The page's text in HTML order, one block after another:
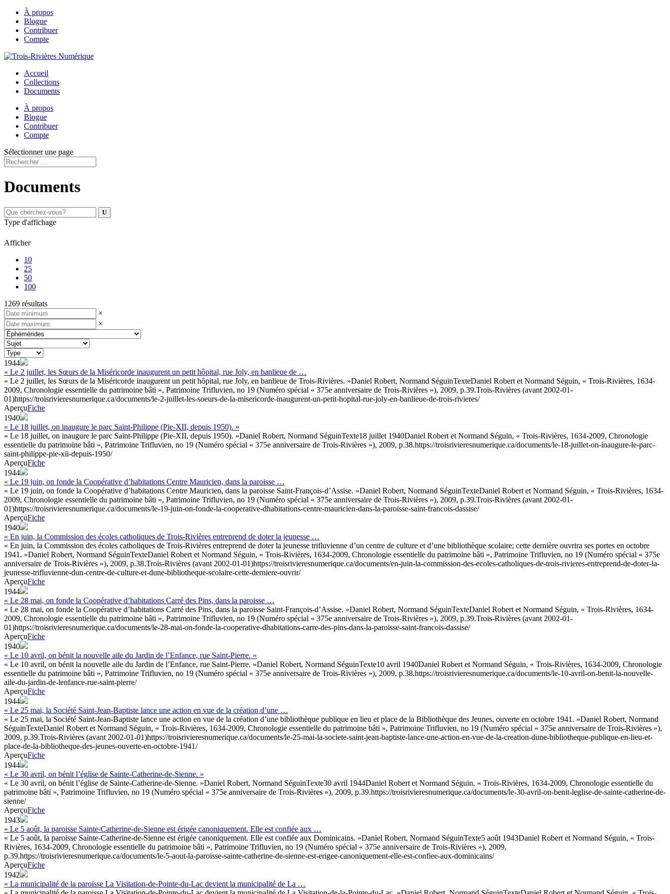
À propos
Blogue
Contribuer
Compte
Accueil
Collections
Documents
À propos
Blogue
Contribuer
Compte
Sélectionner une page
Documents
Type d'affichage
Afficher
10
25
50
100
1269 résultats
×
×
1944
« Le 2 juillet, les Sœurs de la Miséricorde inaugurent un petit hôpital, rue Joly, en banlieue de …
« Le 2 juillet, les Sœurs de la Miséricorde inaugurent un petit hôpital, rue Joly, en banlieue de Trois-Rivières. »Daniel Robert, Normand SéguinTexteDaniel Robert et Normand Séguin, « Trois-Rivières, 1634-
2009, Chronologie essentielle du patrimoine bâti », Patrimoine Trifluvien, no 19 (Numéro spécial « 375e anniversaire de Trois-Rivières »), 2009, p.39.Trois-Rivières (avant 2002-01-
01)https://troisrivieresnumerique.ca/documents/le-2-juillet-les-soeurs-de-la-misericorde-inaugurent-un-petit-hopital-rue-joly-en-banlieue-de-trois-rivieres/
AperçuFiche
1940
« Le 18 juillet, on inaugure le parc Saint-Philippe (Pie-XII, depuis 1950). »
« Le 18 juillet, on inaugure le parc Saint-Philippe (Pie-XII, depuis 1950). »Daniel Robert, Normand SéguinTexte18 juillet 1940Daniel Robert et Normand Séguin, « Trois-Rivières, 1634-2009, Chronologie
essentielle du patrimoine bâti », Patrimoine Trifluvien, no 19 (Numéro spécial « 375e anniversaire de Trois-Rivières »), 2009, p.38.https://troisrivieresnumerique.ca/documents/le-18-juillet-on-inaugure-le-parc-
saint-philippe-pie-xii-depuis-1950/
AperçuFiche
1944
« Le 19 juin, on fonde la Coopérative d’habitations Centre Mauricien, dans la paroisse …
« Le 19 juin, on fonde la Coopérative d’habitations Centre Mauricien, dans la paroisse Saint-François-d’Assise. »Daniel Robert, Normand SéguinTexteDaniel Robert et Normand Séguin, « Trois-Rivières, 1634-
2009, Chronologie essentielle du patrimoine bâti », Patrimoine Trifluvien, no 19 (Numéro spécial « 375e anniversaire de Trois-Rivières »), 2009, p.39.Trois-Rivières (avant 2002-01-
01)https://troisrivieresnumerique.ca/documents/le-19-juin-on-fonde-la-cooperative-dhabitations-centre-mauricien-dans-la-paroisse-saint-francois-dassise/
AperçuFiche
1940
« En juin, la Commission des écoles catholiques de Trois-Rivières entreprend de doter la jeunesse …
« En juin, la Commission des écoles catholiques de Trois-Rivières entreprend de doter la jeunesse trifluvienne d’un centre de culture et d’une bibliothèque scolaire; cette dernière ouvrira ses portes en octobre
1941. »Daniel Robert, Normand SéguinTexteDaniel Robert et Normand Séguin, « Trois-Rivières, 1634-2009, Chronologie essentielle du patrimoine bâti », Patrimoine Trifluvien, no 19 (Numéro spécial « 375e
anniversaire de Trois-Rivières »), 2009, p.38.Trois-Rivières (avant 2002-01-01)https://troisrivieresnumerique.ca/documents/en-juin-la-commission-des-ecoles-catholiques-de-trois-rivieres-entreprend-de-doter-la-
jeunesse-trifluvienne-dun-centre-de-culture-et-dune-bibliotheque-scolaire-cette-derniere-ouvrir/
AperçuFiche
1944
« Le 28 mai, on fonde la Coopérative d’habitations Carré des Pins, dans la paroisse …
« Le 28 mai, on fonde la Coopérative d’habitations Carré des Pins, dans la paroisse Saint-François-d’Assise. »Daniel Robert, Normand SéguinTexteDaniel Robert et Normand Séguin, « Trois-Rivières, 1634-
2009, Chronologie essentielle du patrimoine bâti », Patrimoine Trifluvien, no 19 (Numéro spécial « 375e anniversaire de Trois-Rivières »), 2009, p.39.Trois-Rivières (avant 2002-01-
01)https://troisrivieresnumerique.ca/documents/le-28-mai-on-fonde-la-cooperative-dhabitations-carre-des-pins-dans-la-paroisse-saint-francois-dassise/
AperçuFiche
1940
« Le 10 avril, on bénit la nouvelle aile du Jardin de l’Enfance, rue Saint-Pierre. »
« Le 10 avril, on bénit la nouvelle aile du Jardin de l’Enfance, rue Saint-Pierre. »Daniel Robert, Normand SéguinTexte10 avril 1940Daniel Robert et Normand Séguin, « Trois-Rivières, 1634-2009, Chronologie
essentielle du patrimoine bâti », Patrimoine Trifluvien, no 19 (Numéro spécial « 375e anniversaire de Trois-Rivières »), 2009, p.38.https://troisrivieresnumerique.ca/documents/le-10-avril-on-benit-la-nouvelle-
aile-du-jardin-de-lenfance-rue-saint-pierre/
AperçuFiche
1944
« Le 25 mai, la Société Saint-Jean-Baptiste lance une action en vue de la création d’une …
« Le 25 mai, la Société Saint-Jean-Baptiste lance une action en vue de la création d’une bibliothèque publique en lieu et place de la Bibliothèque des Jeunes, ouverte en octobre 1941. »Daniel Robert, Normand
SéguinTexteDaniel Robert et Normand Séguin, « Trois-Rivières, 1634-2009, Chronologie essentielle du patrimoine bâti », Patrimoine Trifluvien, no 19 (Numéro spécial « 375e anniversaire de Trois-Rivières »),
2009, p.39.Trois-Rivières (avant 2002-01-01)https://troisrivieresnumerique.ca/documents/le-25-mai-la-societe-saint-jean-baptiste-lance-une-action-en-vue-de-la-creation-dune-bibliotheque-publique-en-lieu-et-
place-de-la-bibliotheque-des-jeunes-ouverte-en-octobre-1941/
AperçuFiche
1944
« Le 30 avril, on bénit l’église de Sainte-Catherine-de-Sienne. »
« Le 30 avril, on bénit l’église de Sainte-Catherine-de-Sienne. »Daniel Robert, Normand SéguinTexte30 avril 1944Daniel Robert et Normand Séguin, « Trois-Rivières, 1634-2009, Chronologie essentielle du
patrimoine bâti », Patrimoine Trifluvien, no 19 (Numéro spécial « 375e anniversaire de Trois-Rivières »), 2009, p.39.https://troisrivieresnumerique.ca/documents/le-30-avril-on-benit-leglise-de-sainte-catherine-de-
sienne/
AperçuFiche
1943
« Le 5 août, la paroisse Sainte-Catherine-de-Sienne est érigée canoniquement. Elle est confiée aux …
« Le 5 août, la paroisse Sainte-Catherine-de-Sienne est érigée canoniquement. Elle est confiée aux Dominicains. »Daniel Robert, Normand SéguinTexte5 août 1943Daniel Robert et Normand Séguin, « Trois-
Rivières, 1634-2009, Chronologie essentielle du patrimoine bâti », Patrimoine Trifluvien, no 19 (Numéro spécial « 375e anniversaire de Trois-Rivières »), 2009,
p.39.https://troisrivieresnumerique.ca/documents/le-5-aout-la-paroisse-sainte-catherine-de-sienne-est-erigee-canoniquement-elle-est-confiee-aux-dominicains/
AperçuFiche
1942
« La municipalité de la paroisse La Visitation-de-Pointe-du-Lac devient la municipalité de La …